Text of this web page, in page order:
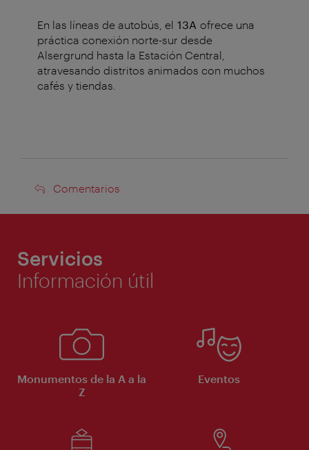
En las líneas de autobús, el 13A ofrece una
práctica conexión norte-sur desde
Alsergrund hasta la Estación Central,
atravesando distritos animados con muchos
cafés y tiendas.
Comentarios
Comentarios
Servicios
Información útil
Monumentos de la A a la
Z
Eventos